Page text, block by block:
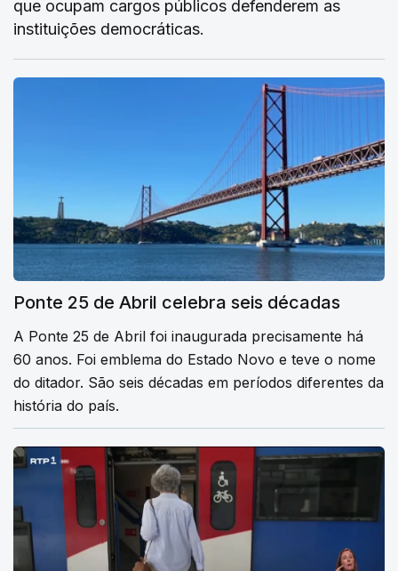
que ocupam cargos públicos defenderem as
instituições democráticas.
Ponte 25 de Abril celebra seis décadas
A Ponte 25 de Abril foi inaugurada precisamente há
60 anos. Foi emblema do Estado Novo e teve o nome
do ditador. São seis décadas em períodos diferentes da
história do país.